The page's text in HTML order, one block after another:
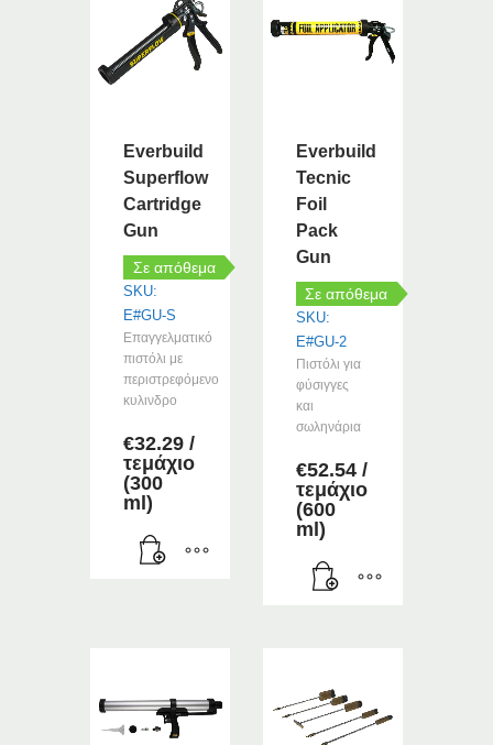
Everbuild
Superflow
Cartridge
Gun
Σε απόθεμα
SKU:
E#GU-S
Επαγγελματικό
πιστόλι με
περιστρεφόμενο
κυλινδρο
€32.29 /
τεμάχιο
(300
ml)
Everbuild
Tecnic
Foil
Pack
Gun
Σε απόθεμα
SKU:
E#GU-2
Πιστόλι για
φύσιγγες
και
σωληνάρια
€52.54 /
τεμάχιο
(600
ml)